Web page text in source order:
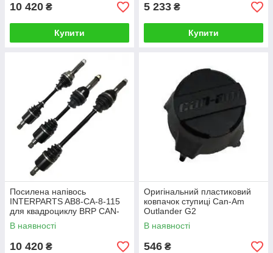
10 420 ₴
Купити
5 233 ₴
Купити
Посилена напівось
INTERPARTS AB8-CA-8-115
для квадроциклу BRP CAN-
AM OUTLANDER/RENEGADE
G2 передня ліва
В наявності
10 420 ₴
Оригінальний пластиковий
ковпачок ступиці Can-Am
Outlander G2
В наявності
546 ₴